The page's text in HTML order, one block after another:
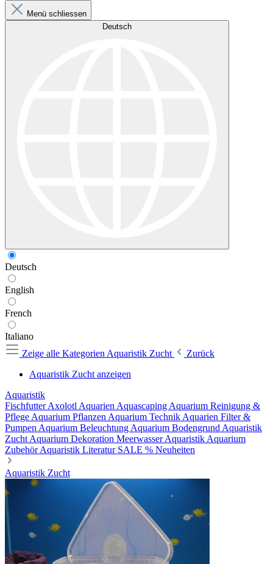
Menü schliessen
Deutsch
Deutsch
English
French
Italiano
Zeige alle Kategorien Aquaristik Zucht
Zurück
Aquaristik Zucht anzeigen
Aquaristik
FischfutterAxolotl Aquarien Aquascaping Aquarium Reinigung &
Pflege Aquarium Pflanzen Aquarium Technik Aquarien Filter &
Pumpen Aquarium Beleuchtung Aquarium Bodengrund Aquaristik
Zucht Aquarium Dekoration Meerwasser Aquaristik Aquarium
ZubehörAquaristik Literatur SALE % Neuheiten
Aquaristik Zucht